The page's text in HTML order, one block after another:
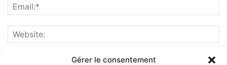
Gérer le consentement